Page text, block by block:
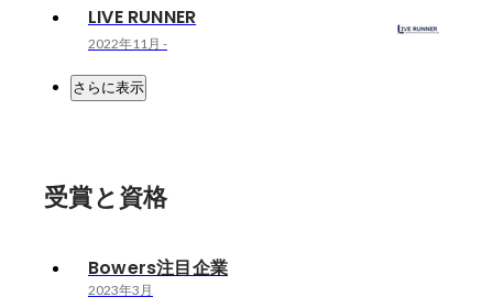
LIVE RUNNER
2022年11月 -
さらに表示
受賞と資格
Bowers注目企業
2023年3月